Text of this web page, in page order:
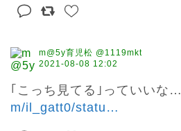
m@5y育児松 @1119mkt
2021-08-08 12:02
｢こっち見てる｣っていいな…
m/il_gatt0/statu …